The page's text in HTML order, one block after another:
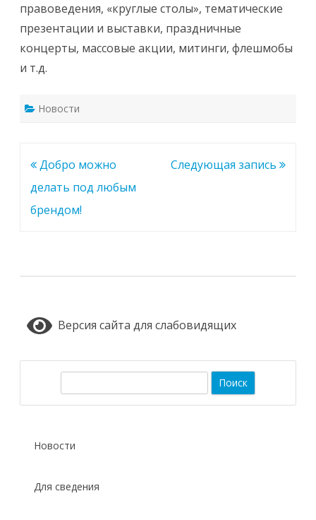
правоведения, «круглые столы», тематические
презентации и выставки, праздничные
концерты, массовые акции, митинги, флешмобы
и т.д.
Новости
Навигация
по
записям
Добро можно
делать под любым
брендом!
Следующая запись
Версия сайта для слабовидящих
Новости
Для сведения